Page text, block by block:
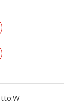
W